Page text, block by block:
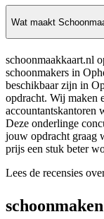
Wat maakt
schoonmaakkaart.nl
schoonmakers in
beschikbaar zijn in
opdracht. Wij maken
accountantskantoren
Deze onderlinge
jouw opdracht graag
prijs een stuk beter
Lees de recensies